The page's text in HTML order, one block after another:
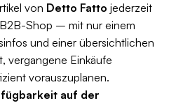
von Detto Fatto jederzeit
Shop – mit nur einem
und einer übersichtlichen
vergangene Einkäufe
vorauszuplanen.
auf der